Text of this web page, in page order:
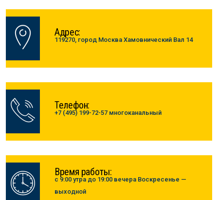
Адрес:
119270, город Москва Хамовнический Вал 14
Телефон:
+7 (495) 199-72-57 многоканальный
Время работы:
с 9:00 утра до 19:00 вечера Воскресенье —
выходной